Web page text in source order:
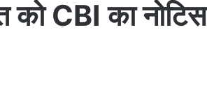
को CBI का नोटिस